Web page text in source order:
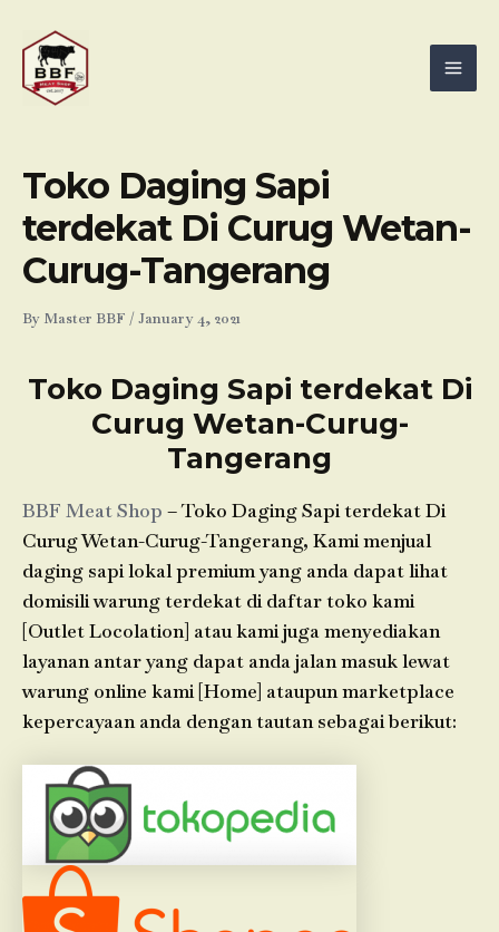
content
Toko Daging Sapi
terdekat Di Curug Wetan-
Curug-Tangerang
By Master BBF /January 4, 2021
Toko Daging Sapi terdekat Di
Curug Wetan-Curug-
Tangerang
BBF Meat Shop – Toko Daging Sapi terdekat Di
Curug Wetan-Curug-Tangerang, Kami menjual
daging sapi lokal premium yang anda dapat lihat
domisili warung terdekat di daftar toko kami
[Outlet Locolation] atau kami juga menyediakan
layanan antar yang dapat anda jalan masuk lewat
warung online kami [Home] ataupun marketplace
kepercayaan anda dengan tautan sebagai berikut: